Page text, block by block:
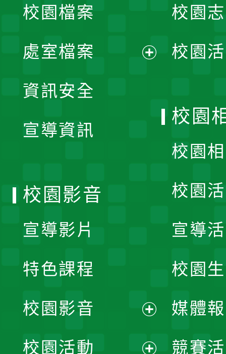
單
校園檔案
處室檔案
資訊安全
宣導資訊
校園
校園
校園
校園
校園
宣導
校園
媒體
競賽
校園影音
宣導影片
特色課程
校園影音
校園活動